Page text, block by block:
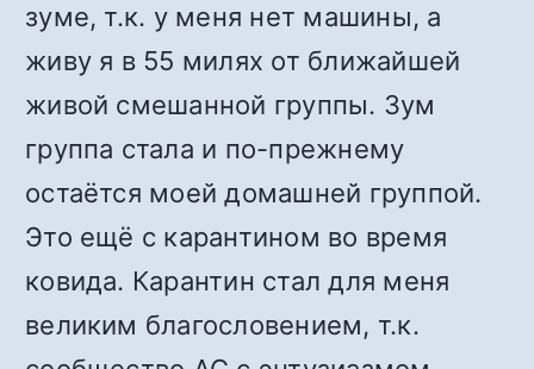
зуме, т.к. у меня нет машины, а
живу я в 55 милях от ближайшей
живой смешанной группы. Зум
группа стала и по-прежнему
остаётся моей домашней группой.
Это ещё с карантином во время
ковида. Карантин стал для меня
великим благословением, т.к.